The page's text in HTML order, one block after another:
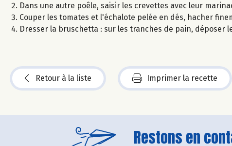
Dans une autre poêle, saisir les crevettes avec leur
Couper les tomates et l'échalote pelée en dés, hacher
Dresser la bruschetta : sur les tranches de pain, déposer
Retour à la liste Imprimer la recette
Restons en